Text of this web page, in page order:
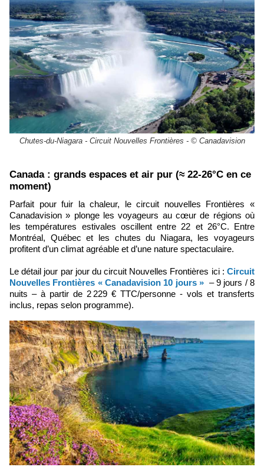
Chutes-du-Niagara - Circuit Nouvelles Frontières - © Canadavision
​Canada : grands espaces et air pur (≈ 22-26°C en ce
moment)
Parfait pour fuir la chaleur, le circuit nouvelles Frontières «
Canadavision » plonge les voyageurs au cœur de régions où
les températures estivales oscillent entre 22 et 26°C. Entre
Montréal, Québec et les chutes du Niagara, les voyageurs
profitent d’un climat agréable et d’une nature spectaculaire.
Le détail jour par jour du circuit Nouvelles Frontières ici : Circuit
Nouvelles Frontières « Canadavision 10 jours » – 9 jours / 8
nuits – à partir de 2 229 € TTC/personne - vols et transferts
inclus, repas selon programme).